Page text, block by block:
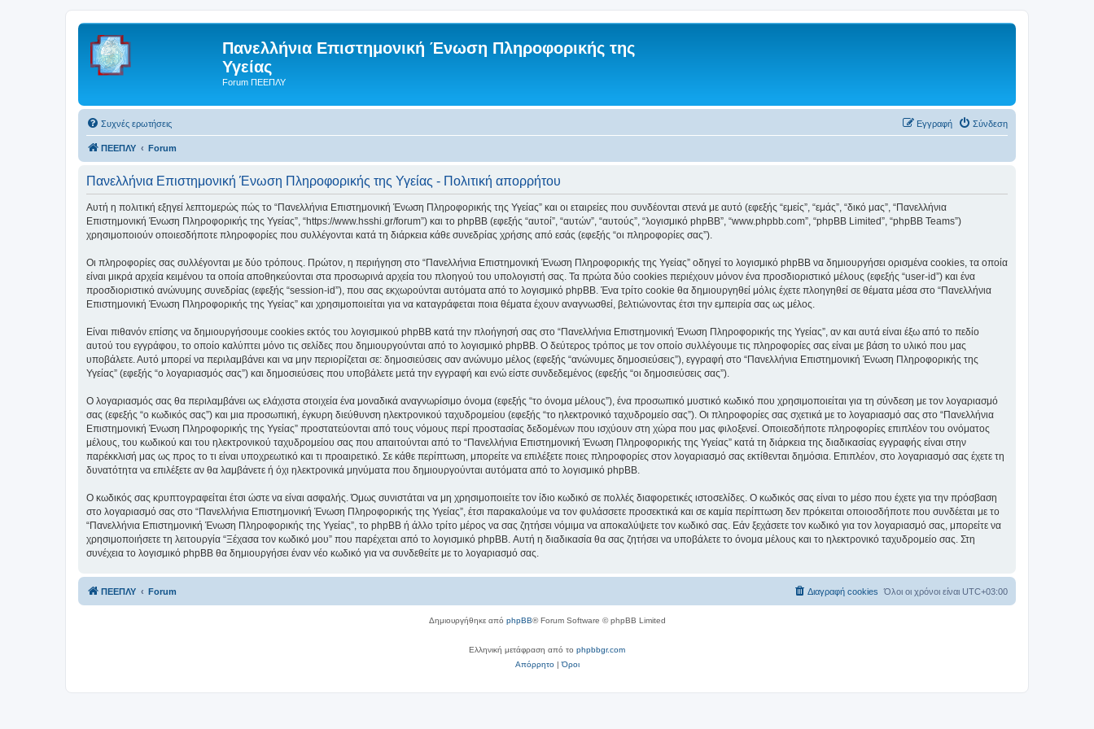
Πανελλήνια Επιστημονική Ένωση Πληροφορικής της
Υγείας
Forum ΠΕΕΠΛΥ
Συχνές ερωτήσεις Σύνδεση
Εγγραφή
ΠΕΕΠΛΥ Forum
Πανελλήνια Επιστημονική Ένωση Πληροφορικής της Υγείας - Πολιτική απορρήτου
Αυτή η πολιτική εξηγεί λεπτομερώς πώς το “Πανελλήνια Επιστημονική Ένωση Πληροφορικής της Υγείας” και οι εταιρείες που συνδέονται στενά με αυτό (εφεξής “εμείς”, “εμάς”, “δικό μας”, “Πανελλήνια
Επιστημονική Ένωση Πληροφορικής της Υγείας”, “https://www.hsshi.gr/forum”) και το phpBB (εφεξής “αυτοί”, “αυτών”, “αυτούς”, “λογισμικό phpBB”, “www.phpbb.com”, “phpBB Limited”, “phpBB Teams”)
χρησιμοποιούν οποιεσδήποτε πληροφορίες που συλλέγονται κατά τη διάρκεια κάθε συνεδρίας χρήσης από εσάς (εφεξής “οι πληροφορίες σας”).
Οι πληροφορίες σας συλλέγονται με δύο τρόπους. Πρώτον, η περιήγηση στο “Πανελλήνια Επιστημονική Ένωση Πληροφορικής της Υγείας” οδηγεί το λογισμικό phpBB να δημιουργήσει ορισμένα cookies, τα οποία
είναι μικρά αρχεία κειμένου τα οποία αποθηκεύονται στα προσωρινά αρχεία του πλοηγού του υπολογιστή σας. Τα πρώτα δύο cookies περιέχουν μόνον ένα προσδιοριστικό μέλους (εφεξής “user-id”) και ένα
προσδιοριστικό ανώνυμης συνεδρίας (εφεξής “session-id”), που σας εκχωρούνται αυτόματα από το λογισμικό phpBB. Ένα τρίτο cookie θα δημιουργηθεί μόλις έχετε πλοηγηθεί σε θέματα μέσα στο “Πανελλήνια
Επιστημονική Ένωση Πληροφορικής της Υγείας” και χρησιμοποιείται για να καταγράφεται ποια θέματα έχουν αναγνωσθεί, βελτιώνοντας έτσι την εμπειρία σας ως μέλος.
Είναι πιθανόν επίσης να δημιουργήσουμε cookies εκτός του λογισμικού phpBB κατά την πλοήγησή σας στο “Πανελλήνια Επιστημονική Ένωση Πληροφορικής της Υγείας”, αν και αυτά είναι έξω από το πεδίο
αυτού του εγγράφου, το οποίο καλύπτει μόνο τις σελίδες που δημιουργούνται από το λογισμικό phpBB. Ο δεύτερος τρόπος με τον οποίο συλλέγουμε τις πληροφορίες σας είναι με βάση το υλικό που μας
υποβάλετε. Αυτό μπορεί να περιλαμβάνει και να μην περιορίζεται σε: δημοσιεύσεις σαν ανώνυμο μέλος (εφεξής “ανώνυμες δημοσιεύσεις”), εγγραφή στο “Πανελλήνια Επιστημονική Ένωση Πληροφορικής της
Υγείας” (εφεξής “ο λογαριασμός σας”) και δημοσιεύσεις που υποβάλετε μετά την εγγραφή και ενώ είστε συνδεδεμένος (εφεξής “οι δημοσιεύσεις σας”).
Ο λογαριασμός σας θα περιλαμβάνει ως ελάχιστα στοιχεία ένα μοναδικά αναγνωρίσιμο όνομα (εφεξής “το όνομα μέλους”), ένα προσωπικό μυστικό κωδικό που χρησιμοποιείται για τη σύνδεση με τον λογαριασμό
σας (εφεξής “ο κωδικός σας”) και μια προσωπική, έγκυρη διεύθυνση ηλεκτρονικού ταχυδρομείου (εφεξής “το ηλεκτρονικό ταχυδρομείο σας”). Οι πληροφορίες σας σχετικά με το λογαριασμό σας στο “Πανελλήνια
Επιστημονική Ένωση Πληροφορικής της Υγείας” προστατεύονται από τους νόμους περί προστασίας δεδομένων που ισχύουν στη χώρα που μας φιλοξενεί. Οποιεσδήποτε πληροφορίες επιπλέον του ονόματος
μέλους, του κωδικού και του ηλεκτρονικού ταχυδρομείου σας που απαιτούνται από το “Πανελλήνια Επιστημονική Ένωση Πληροφορικής της Υγείας” κατά τη διάρκεια της διαδικασίας εγγραφής είναι στην
παρέκκλισή μας ως προς το τι είναι υποχρεωτικό και τι προαιρετικό. Σε κάθε περίπτωση, μπορείτε να επιλέξετε ποιες πληροφορίες στον λογαριασμό σας εκτίθενται δημόσια. Επιπλέον, στο λογαριασμό σας έχετε τη
δυνατότητα να επιλέξετε αν θα λαμβάνετε ή όχι ηλεκτρονικά μηνύματα που δημιουργούνται αυτόματα από το λογισμικό phpBB.
Ο κωδικός σας κρυπτογραφείται έτσι ώστε να είναι ασφαλής. Όμως συνιστάται να μη χρησιμοποιείτε τον ίδιο κωδικό σε πολλές διαφορετικές ιστοσελίδες. Ο κωδικός σας είναι το μέσο που έχετε για την πρόσβαση
στο λογαριασμό σας στο “Πανελλήνια Επιστημονική Ένωση Πληροφορικής της Υγείας”, έτσι παρακαλούμε να τον φυλάσσετε προσεκτικά και σε καμία περίπτωση δεν πρόκειται οποιοσδήποτε που συνδέεται με το
“Πανελλήνια Επιστημονική Ένωση Πληροφορικής της Υγείας”, το phpBB ή άλλο τρίτο μέρος να σας ζητήσει νόμιμα να αποκαλύψετε τον κωδικό σας. Εάν ξεχάσετε τον κωδικό για τον λογαριασμό σας, μπορείτε να
χρησιμοποιήσετε τη λειτουργία “Ξέχασα τον κωδικό μου” που παρέχεται από το λογισμικό phpBB. Αυτή η διαδικασία θα σας ζητήσει να υποβάλετε το όνομα μέλους και το ηλεκτρονικό ταχυδρομείο σας. Στη
συνέχεια το λογισμικό phpBB θα δημιουργήσει έναν νέο κωδικό για να συνδεθείτε με το λογαριασμό σας.
ΠΕΕΠΛΥ Forum Όλοι οι χρόνοι είναι UTC+03:00
Διαγραφή cookies
Δημιουργήθηκε από phpBB® Forum Software © phpBB Limited
Ελληνική μετάφραση από το phpbbgr.com
Απόρρητο|Όροι